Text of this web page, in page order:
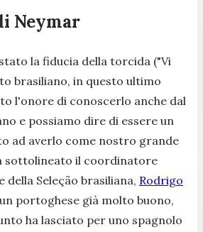
Neymar
la fiducia della torcida ("Vi
brasiliano, in questo ultimo
l'onore di conoscerlo anche dal
e possiamo dire di essere un
ad averlo come nostro grande
sottolineato il coordinatore
della Seleção brasiliana, Rodrigo
portoghese già molto buono,
ha lasciato per uno spagnolo